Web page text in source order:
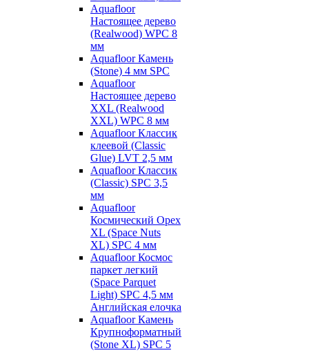
Aquafloor
Настоящее дерево
(Realwood) WPC 8
мм
Aquafloor Камень
(Stone) 4 мм SPC
Aquafloor
Настоящее дерево
XXL (Realwood
XXL) WPC 8 мм
Aquafloor Классик
клеевой (Classic
Glue) LVT 2,5 мм
Aquafloor Классик
(Classic) SPC 3,5
мм
Aquafloor
Космический Орех
XL (Space Nuts
XL) SPC 4 мм
Aquafloor Космос
паркет легкий
(Space Parquet
Light) SPC 4,5 мм
Английская елочка
Aquafloor Камень
Крупноформатный
(Stone XL) SPC 5